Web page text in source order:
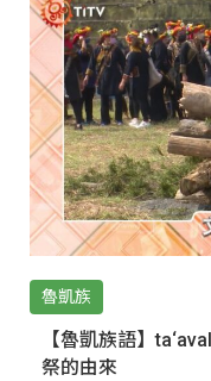
魯凱族
【魯凱族語】
祭的由來